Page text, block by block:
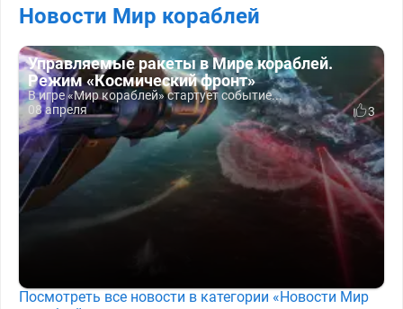
Новости Мир кораблей
Управляемые ракеты в Мире кораблей.
Режим «Космический фронт»
В игре «Мир кораблей» стартует событие...
08 апреля
3
Посмотреть все новости в категории «Новости Мир